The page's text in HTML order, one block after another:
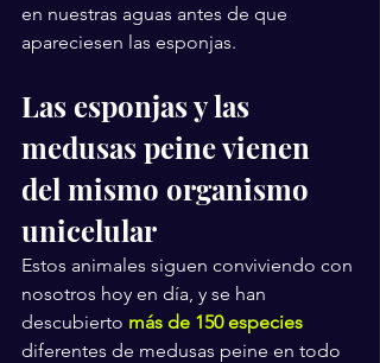
en nuestras aguas antes de que
apareciesen las esponjas.
Las esponjas y las
medusas peine vienen
del mismo organismo
unicelular
Estos animales siguen conviviendo con
nosotros hoy en día, y se han
descubierto más de 150 especies
diferentes de medusas peine en todo